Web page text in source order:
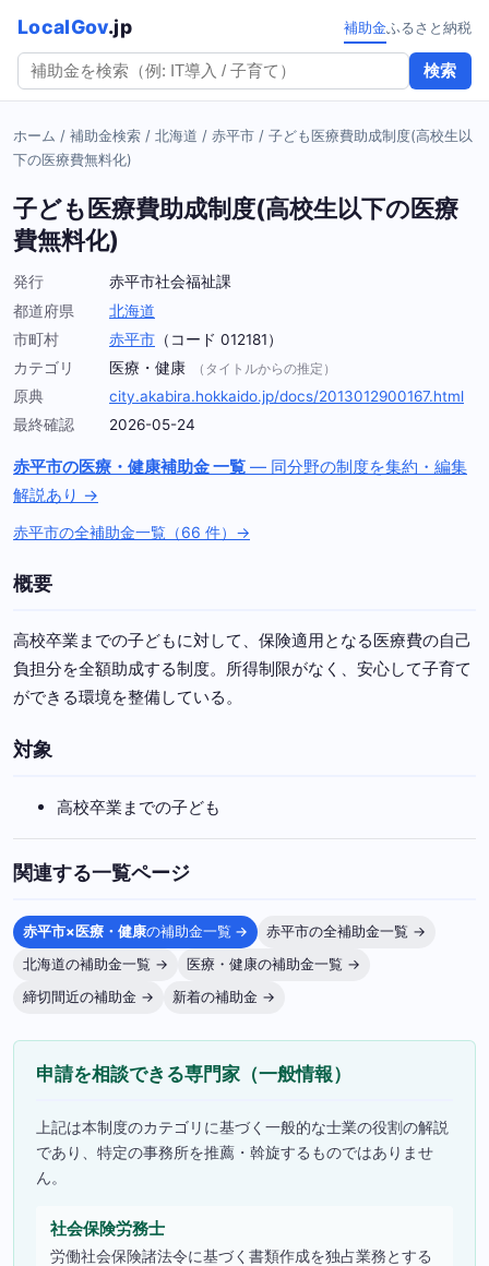
LocalGov.jp
検索
補助金ふるさと納税
ホーム / 補助金検索 / 北海道 / 赤平市 / 子ども医療費助成制度(高校生以
下の医療費無料化)
子ども医療費助成制度(高校生以下の医療
費無料化)
発行
赤平市社会福祉課
都道府県
北海道
市町村
赤平市 （コード 012181）
カテゴリ
医療・健康 （タイトルからの推定）
原典
city.akabira.hokkaido.jp/docs/2013012900167.html
最終確認
2026-05-24
赤平市の医療・健康補助金 一覧 — 同分野の制度を集約・編集
解説あり →
赤平市の全補助金一覧（66 件）→
概要
高校卒業までの子どもに対して、保険適用となる医療費の自己
負担分を全額助成する制度。所得制限がなく、安心して子育て
ができる環境を整備している。
対象
高校卒業までの子ども
関連する一覧ページ
赤平市×医療・健康の補助金一覧 →
赤平市の全補助金一覧 →
北海道の補助金一覧 →
医療・健康の補助金一覧 →
締切間近の補助金 →
新着の補助金 →
申請を相談できる専門家（一般情報）
上記は本制度のカテゴリに基づく一般的な士業の役割の解説
であり、特定の事務所を推薦・斡旋するものではありませ
ん。
社会保険労務士
労働社会保険諸法令に基づく書類作成を独占業務とする